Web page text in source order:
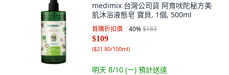
medimix 台灣公司貨 阿育吠陀秘方美
肌沐浴液態皂 寶貝, 1個, 500ml
首購折扣價 40%$183
$109
($21.80/100ml)
明天 8/10 (一) 預計送達